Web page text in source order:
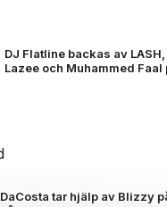
DJ Flatline backas av
Lazee och Muhammed
DaCosta tar hjälp av Blizzy